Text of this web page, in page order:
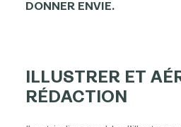
DONNER ENVIE.
ILLUSTRER ET
RÉDACTION